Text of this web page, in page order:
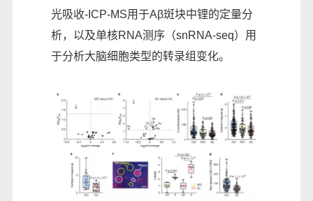
光吸收-ICP-MS用于Aβ斑块中锂的定量分
析，以及单核RNA测序（snRNA-seq）用
于分析大脑细胞类型的转录组变化。